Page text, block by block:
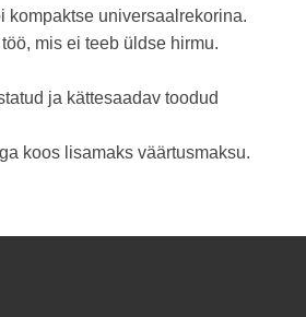
kompaktse universaalrekorina.
mis ei teeb üldse hirmu.
ja kättesaadav toodud
koos lisamaks väärtusmaksu.